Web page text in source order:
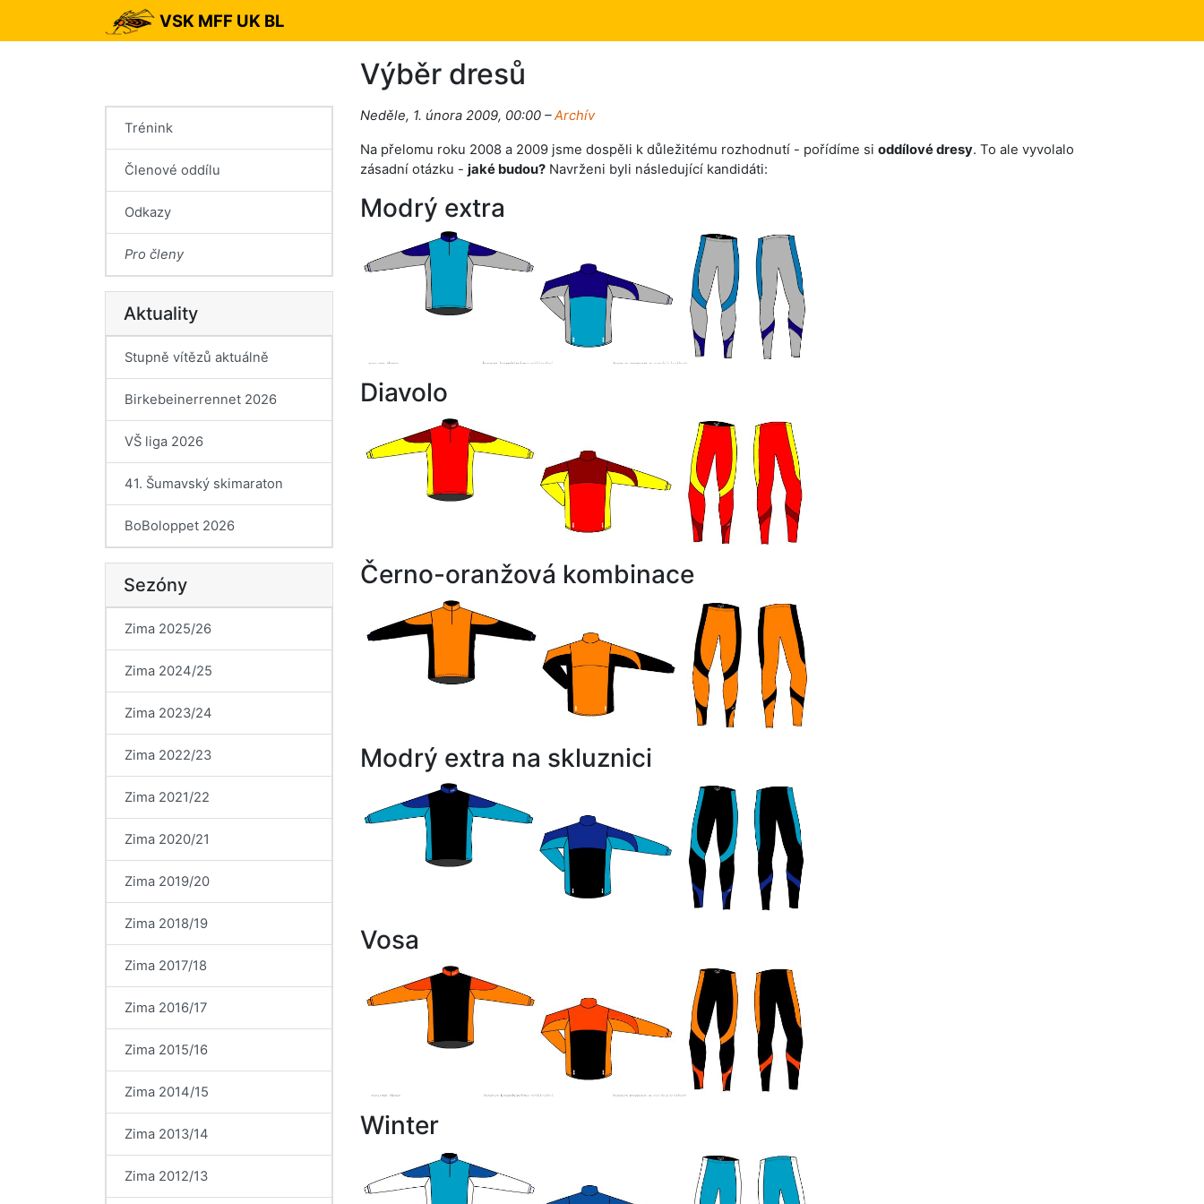
VSK MFF UK BL
Výběr dresů
Neděle, 1. února 2009, 00:00 –Archív
Na přelomu roku 2008 a 2009 jsme dospěli k důležitému rozhodnutí - pořídíme si oddílové dresy. To ale vyvolalo
zásadní otázku - jaké budou? Navrženi byli následující kandidáti:
Modrý extra
Diavolo
Černo-oranžová kombinace
Modrý extra na skluznici
Vosa
Winter
Trénink
Členové oddílu
Odkazy
Pro členy
Aktuality
Stupně vítězů aktuálně
Birkebeinerrennet 2026
VŠ liga 2026
41. Šumavský skimaraton
BoBoloppet 2026
Sezóny
Zima 2025/26
Zima 2024/25
Zima 2023/24
Zima 2022/23
Zima 2021/22
Zima 2020/21
Zima 2019/20
Zima 2018/19
Zima 2017/18
Zima 2016/17
Zima 2015/16
Zima 2014/15
Zima 2013/14
Zima 2012/13